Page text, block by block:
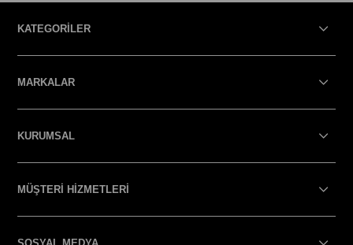
KATEGORİLER
MARKALAR
KURUMSAL
MÜŞTERİ HİZMETLERİ